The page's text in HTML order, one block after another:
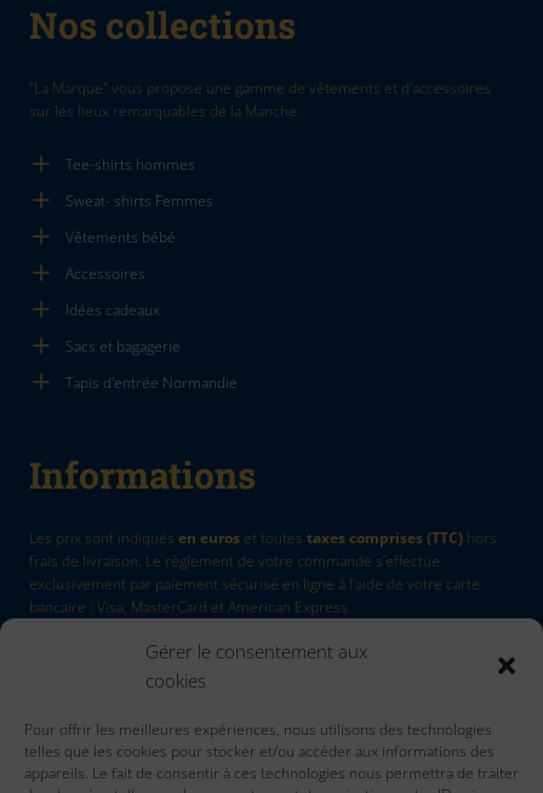
Gérer le consentement aux
cookies
Pour offrir les meilleures expériences, nous utilisons des technologies
telles que les cookies pour stocker et/ou accéder aux informations des
appareils. Le fait de consentir à ces technologies nous permettra de traiter
Nos collections
"La Marque" vous propose une gamme de vêtements et d'accessoires
sur les lieux remarquables de la Manche.
Tee-shirts hommes
Sweat- shirts Femmes
Vêtements bébé
Accessoires
Idées cadeaux
Sacs et bagagerie
Tapis d'entrée Normandie
Informations
Les prix sont indiqués en euros et toutes taxes comprises (TTC) hors
frais de livraison. Le règlement de votre commande s’effectue
exclusivement par paiement sécurisé en ligne à l’aide de votre carte
bancaire : Visa, MasterCard et American Express.
by Quadri7
Contactez nous
Accueil